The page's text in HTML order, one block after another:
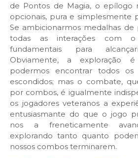
de Pontos de Magia, o epílogo
opcionais, pura e simplesmente
Se ambicionarmos medalhas
todas as interações com o
fundamentais para
Obviamente, a exploração
podermos encontrar todos
escondidos; mas o combate,
por combos, é igualmente
os jogadores veteranos a
entusiasmante do que o jogo
nos a freneticamente
explorando tanto quanto
nossos combos terminarem.